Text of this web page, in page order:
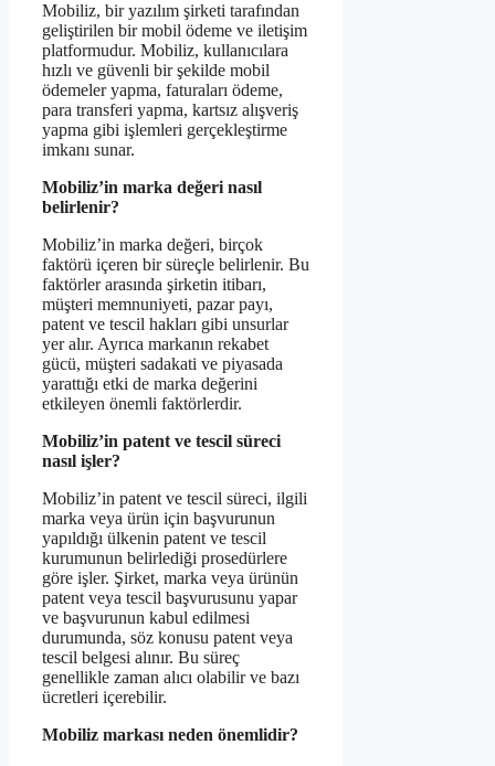
Mobiliz, bir yazılım şirketi tarafından
geliştirilen bir mobil ödeme ve iletişim
platformudur. Mobiliz, kullanıcılara
hızlı ve güvenli bir şekilde mobil
ödemeler yapma, faturaları ödeme,
para transferi yapma, kartsız alışveriş
yapma gibi işlemleri gerçekleştirme
imkanı sunar.
Mobiliz’in marka değeri nasıl
belirlenir?
Mobiliz’in marka değeri, birçok
faktörü içeren bir süreçle belirlenir. Bu
faktörler arasında şirketin itibarı,
müşteri memnuniyeti, pazar payı,
patent ve tescil hakları gibi unsurlar
yer alır. Ayrıca markanın rekabet
gücü, müşteri sadakati ve piyasada
yarattığı etki de marka değerini
etkileyen önemli faktörlerdir.
Mobiliz’in patent ve tescil süreci
nasıl işler?
Mobiliz’in patent ve tescil süreci, ilgili
marka veya ürün için başvurunun
yapıldığı ülkenin patent ve tescil
kurumunun belirlediği prosedürlere
göre işler. Şirket, marka veya ürünün
patent veya tescil başvurusunu yapar
ve başvurunun kabul edilmesi
durumunda, söz konusu patent veya
tescil belgesi alınır. Bu süreç
genellikle zaman alıcı olabilir ve bazı
ücretleri içerebilir.
Mobiliz markası neden önemlidir?